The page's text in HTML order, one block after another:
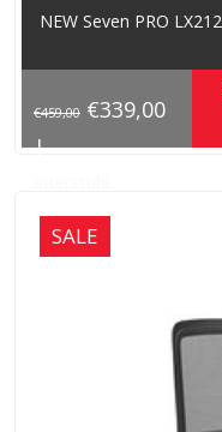
NEW Seven PRO LX212
€459,00 €339,00
|
SALE